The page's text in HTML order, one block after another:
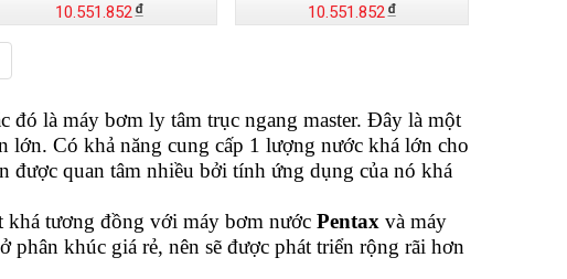
10.551.852 10.551.852
đó là máy bơm ly tâm trục ngang master. Đây là một
lớn. Có khả năng cung cấp 1 lượng nước khá lớn cho
được quan tâm nhiều bởi tính ứng dụng của nó khá
khá tương đồng với máy bơm nước Pentax và máy
phân khúc giá rẻ, nên sẽ được phát triển rộng rãi hơn